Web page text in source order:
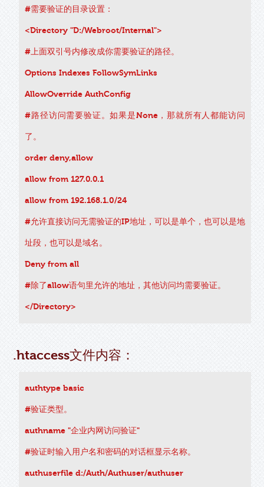
#需要验证的目录设置：
<Directory "D:/Webroot/Internal">
#上面双引号内修改成你需要验证的路径。
Options Indexes FollowSymLinks
AllowOverride AuthConfig
#路径访问需要验证。如果是None，那就所有人都能访问
了。
order deny,allow
allow from 127.0.0.1
allow from 192.168.1.0/24
#允许直接访问无需验证的IP地址，可以是单个，也可以是地
址段，也可以是域名。
Deny from all
#除了allow语句里允许的地址，其他访问均需要验证。
</Directory>
.htaccess文件内容：
authtype basic
#验证类型。
authname "企业内网访问验证"
#验证时输入用户名和密码的对话框显示名称。
authuserfile d:/Auth/Authuser/authuser